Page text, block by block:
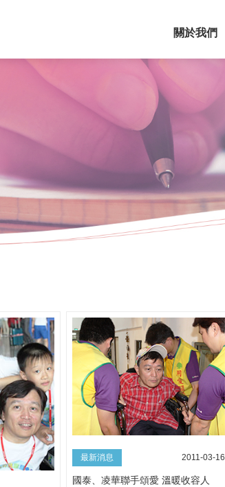
關於我們
最新消息 2011-03-16
國泰、凌華聯手頌愛 溫暖收容人